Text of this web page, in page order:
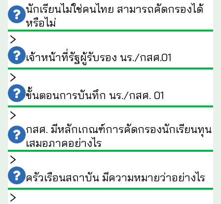
นักเรียนไม่ใช่คนไทย สามารถคัดกรองได้
หรือไม่
เจ้าหน้าที่รัฐผู้รับรอง นร./กสศ.01
ขั้นตอนการบันทึก นร./กสศ. 01
กสศ. มีหลักเกณฑ์การคัดกรองนักเรียนทุน
เสมอภาคอย่างไร
ครัวเรือนสถาบัน มีความหมายว่าอย่างไร